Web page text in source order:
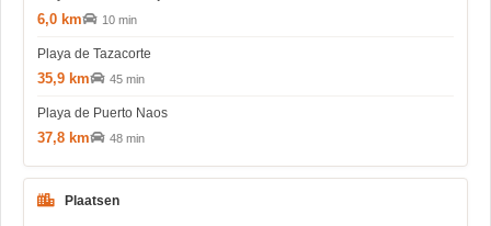
6,0 km 10 min
Playa de Tazacorte
35,9 km 45 min
Playa de Puerto Naos
37,8 km 48 min
Plaatsen